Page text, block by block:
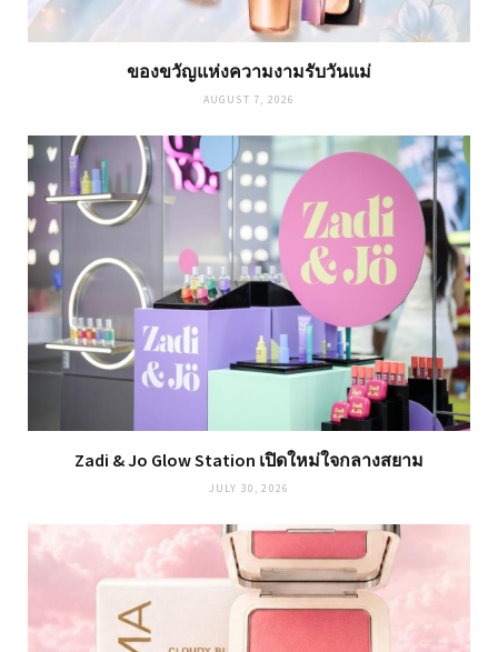
ของขวัญแห่งความงามรับวันแม่
AUGUST 7, 2026
Zadi & Jo Glow Station เปิดใหม่ใจกลางสยาม
JULY 30, 2026